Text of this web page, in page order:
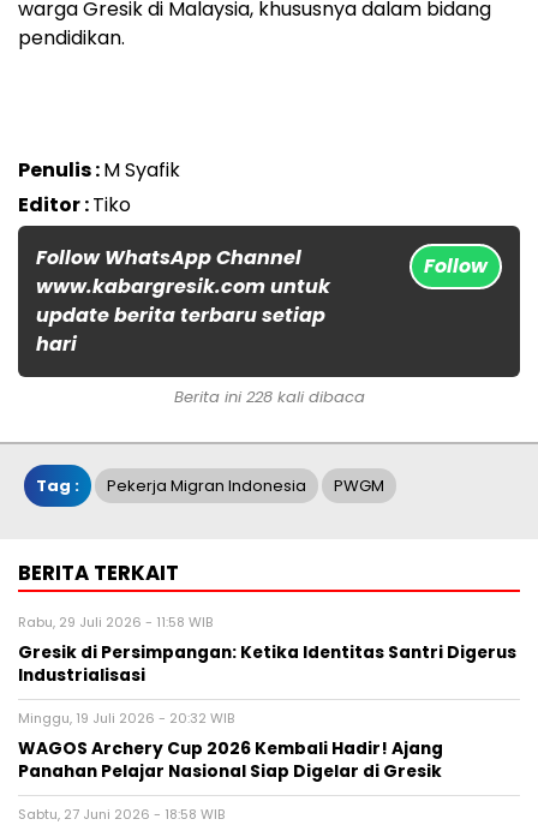
warga Gresik di Malaysia, khususnya dalam bidang
pendidikan.
Penulis :M Syafik
Editor :Tiko
Follow WhatsApp Channel
www.kabargresik.com untuk
update berita terbaru setiap
hari
Follow
Berita ini 228 kali dibaca
Tag : Pekerja Migran Indonesia PWGM
BERITA TERKAIT
Rabu, 29 Juli 2026 - 11:58 WIB
Gresik di Persimpangan: Ketika Identitas Santri Digerus
Industrialisasi
Minggu, 19 Juli 2026 - 20:32 WIB
WAGOS Archery Cup 2026 Kembali Hadir! Ajang
Panahan Pelajar Nasional Siap Digelar di Gresik
Sabtu, 27 Juni 2026 - 18:58 WIB